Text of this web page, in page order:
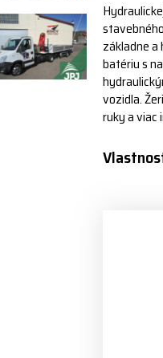
základne
batériu s
vozidla.
ruky a viac